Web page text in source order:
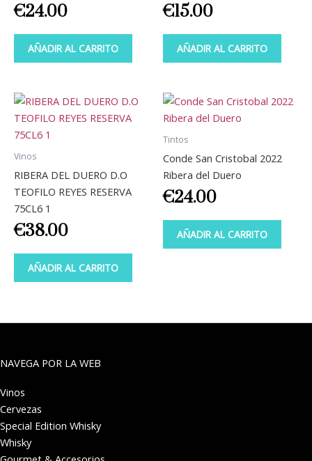
€24.00
AÑADIR AL CARRITO
€15.00
AÑADIR AL CARRITO
Vinos
RIBERA DEL DUERO D.O
TEOFILO REYES RESERVA
75CL6 1
€38.00
AÑADIR AL CARRITO
Tintos
Conde San Cristobal 2022
Ribera del Duero
€24.00
AÑADIR AL CARRITO
NAVEGA POR LA WEB
Vinos
Cervezas
Special Edition Whisky
Whisky